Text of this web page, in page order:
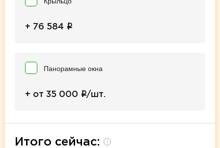
+ 76 584 i
Панорамные окна
+ от 35 000 i/шт.
Итого сейчас: i